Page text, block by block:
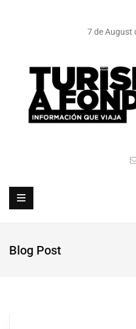
7 de August
Blog Post